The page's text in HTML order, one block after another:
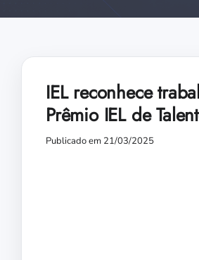
IEL reconhece
Prêmio IEL de
Publicado em 21/03/2025